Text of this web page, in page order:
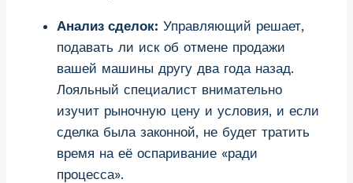
Анализ сделок: Управляющий решает,
подавать ли иск об отмене продажи
вашей машины другу два года назад.
Лояльный специалист внимательно
изучит рыночную цену и условия, и если
сделка была законной, не будет тратить
время на её оспаривание «ради
процесса».